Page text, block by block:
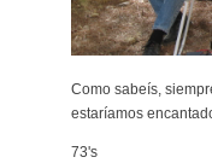
Como sabeís,
estaríamos
73's